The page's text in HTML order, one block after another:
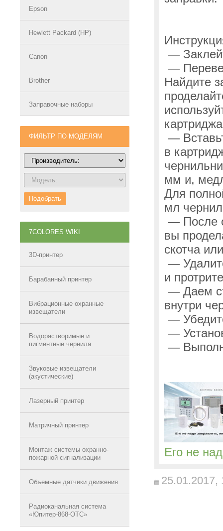
Epson
Hewlett Packard (HP)
Canon
Brother
Заправочные наборы
ФИЛЬТР ПО МОДЕЛЯМ
Подобрать
7COLORES WIKI
3D-принтер
Барабанный принтер
Вибрационные охранные
извещатели
Водорастворимые и
пигментные чернила
Звуковые извещатели
(акустические)
Лазерный принтер
Матричный принтер
Монтаж системы охранно-
пожарной сигнализации
Объемные датчики движения
Радиоканальная система
«Юпитер-868-ОТС»
—
—
Найдите
—
в
мм и,
Для
мл чернил
— После
вы
скотча
—
и
— Даем
внутри
—
—
—
Его не
25.01.2017,